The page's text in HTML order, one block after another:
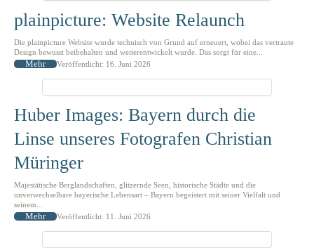
plainpicture: Website Relaunch
Die plainpicture Website wurde technisch von Grund auf erneuert, wobei das vertraute
Design bewusst beibehalten und weiterentwickelt wurde. Das sorgt für eine...
Mehr Veröffentlicht: 16. Juni 2026
Huber Images: Bayern durch die
Linse unseres Fotografen Christian
Müringer
Majestätische Berglandschaften, glitzernde Seen, historische Städte und die
unverwechselbare bayerische Lebensart – Bayern begeistert mit seiner Vielfalt und
seinem...
Mehr Veröffentlicht: 11. Juni 2026